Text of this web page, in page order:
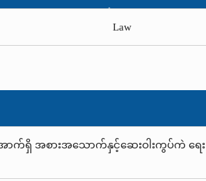
Law
ောက်ရှိ အစားအသောက်နှင့်ဆေးဝါးကွပ်ကဲ ရေး